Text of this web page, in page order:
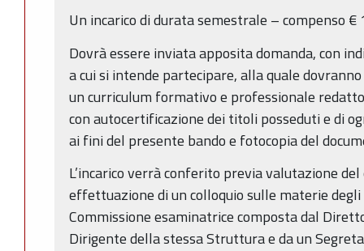
Un incarico di durata semestrale – compenso €
Dovrà essere inviata apposita domanda, con
a cui si intende partecipare, alla quale
un curriculum formativo e professionale
con autocertificazione dei titoli posseduti e di
ai fini del presente bando e fotocopia del
L’incarico verrà conferito previa valutazione
effettuazione di un colloquio sulle materie
Commissione esaminatrice composta dal
Dirigente della stessa Struttura e da un